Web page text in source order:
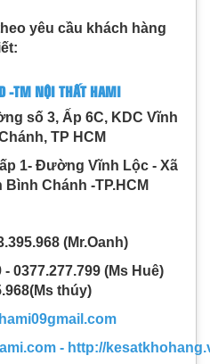
yêu cầu khách hàng
-TM NỘI THẤT HAMI
số 3, Ấp 6C, KDC Vĩnh
TP HCM
1- Đường Vĩnh Lộc - Xã
Chánh -TP.HCM
(Mr.Oanh)
0377.277.799 (Ms Huê)
thúy)
- http://